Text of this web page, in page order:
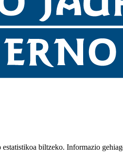
biltzeko. Informazio